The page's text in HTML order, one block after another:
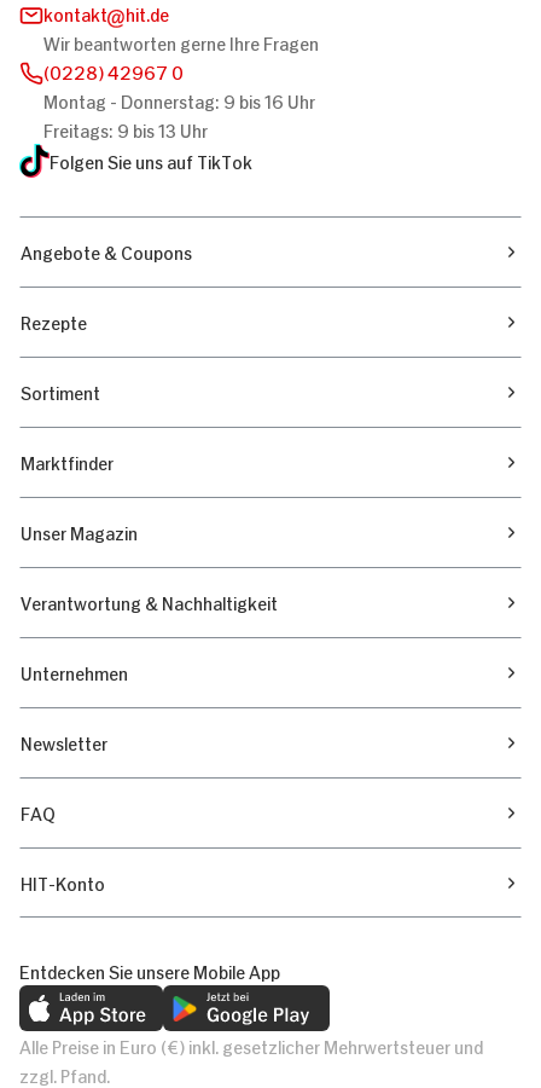
kontakt
hit.de
Wir beantworten gerne Ihre Fragen
(0228) 42967 0
Montag - Donnerstag: 9 bis 16 Uhr
Freitags: 9 bis 13 Uhr
Folgen Sie uns auf TikTok
Angebote & Coupons
Rezepte
Sortiment
Marktfinder
Unser Magazin
Verantwortung & Nachhaltigkeit
Unternehmen
Newsletter
FAQ
HIT-Konto
Entdecken Sie unsere Mobile App
Alle Preise in Euro (€) inkl. gesetzlicher Mehrwertsteuer und
zzgl. Pfand.